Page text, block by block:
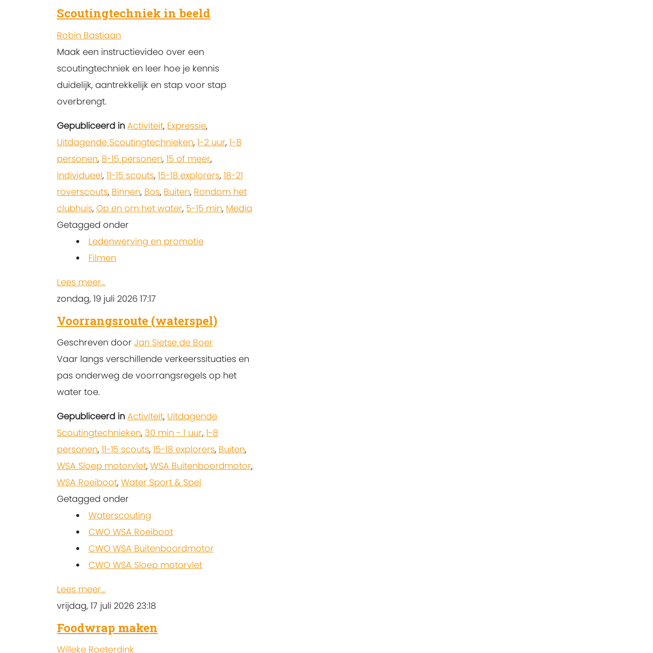
Scoutingtechniek in beeld
Robin Bastiaan
Maak een instructievideo over een
scoutingtechniek en leer hoe je kennis
duidelijk, aantrekkelijk en stap voor stap
overbrengt.
Gepubliceerd in Activiteit, Expressie,
Uitdagende Scoutingtechnieken, 1-2 uur, 1-8
personen, 8-15 personen, 15 of meer,
Individueel, 11-15 scouts, 15-18 explorers, 18-21
roverscouts, Binnen, Bos, Buiten, Rondom het
clubhuis, Op en om het water, 5-15 min, Media
Getagged onder
Ledenwerving en promotie
Filmen
Lees meer...
zondag, 19 juli 2026 17:17
Voorrangsroute (waterspel)
Geschreven door Jan Sietse de Boer
Vaar langs verschillende verkeerssituaties en
pas onderweg de voorrangsregels op het
water toe.
Gepubliceerd in Activiteit, Uitdagende
Scoutingtechnieken, 30 min - 1 uur, 1-8
personen, 11-15 scouts, 15-18 explorers, Buiten,
WSA Sloep motorvlet, WSA Buitenboordmotor,
WSA Roeiboot, Water Sport & Spel
Getagged onder
Waterscouting
CWO WSA Roeiboot
CWO WSA Buitenboordmotor
CWO WSA Sloep motorvlet
Lees meer...
vrijdag, 17 juli 2026 23:18
Foodwrap maken
Willeke Roeterdink